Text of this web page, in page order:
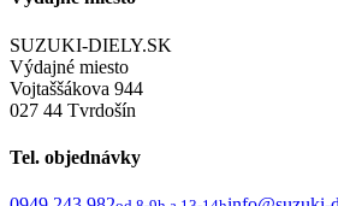
SUZUKI-DIELY.SK
Výdajné miesto
Vojtaššákova 944
027 44 Tvrdošín
Tel. objednávky